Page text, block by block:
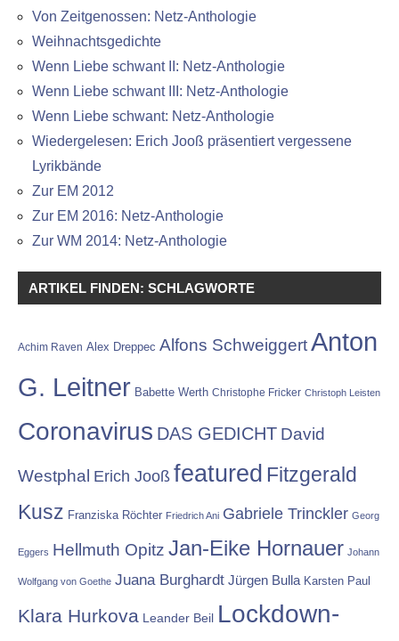
Von Zeitgenossen: Netz-Anthologie
Weihnachtsgedichte
Wenn Liebe schwant II: Netz-Anthologie
Wenn Liebe schwant III: Netz-Anthologie
Wenn Liebe schwant: Netz-Anthologie
Wiedergelesen: Erich Jooß präsentiert vergessene
Lyrikbände
Zur EM 2012
Zur EM 2016: Netz-Anthologie
Zur WM 2014: Netz-Anthologie
ARTIKEL FINDEN: SCHLAGWORTE
Achim Raven Alex Dreppec Alfons SchweiggertAnton
G. Leitner Babette Werth Christophe Fricker Christoph Leisten
Coronavirus DAS GEDICHT David
Westphal Erich Jooß featured Fitzgerald
Kusz Franziska Röchter Friedrich Ani Gabriele Trinckler Georg
Eggers Hellmuth Opitz Jan-Eike Hornauer Johann
Wolfgang von Goethe Juana Burghardt Jürgen Bulla Karsten Paul
Klara Hurkova Leander Beil Lockdown-